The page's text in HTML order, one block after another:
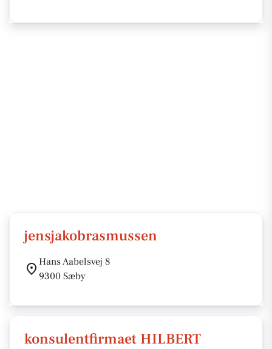
jensjakobrasmussen
Hans Aabelsvej 8
9300 Sæby
konsulentfirmaet HILBERT